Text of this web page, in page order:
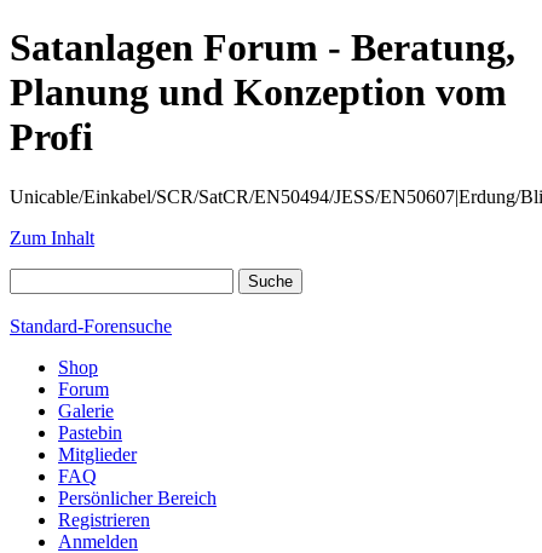
Satanlagen Forum - Beratung,
Planung und Konzeption vom
Profi
Unicable/Einkabel/SCR/SatCR/EN50494/JESS/EN50607|Erdung/
Zum Inhalt
Standard-Forensuche
Shop
Forum
Galerie
Pastebin
Mitglieder
FAQ
Persönlicher Bereich
Registrieren
Anmelden